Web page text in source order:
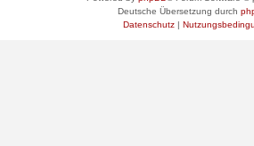
Deutsche Übersetzung durch
Datenschutz|